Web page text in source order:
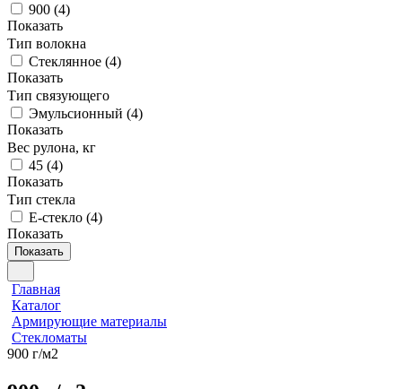
900 (4)
Показать
Тип волокна
Стеклянное (4)
Показать
Тип связующего
Эмульсионный (4)
Показать
Вес рулона, кг
45 (4)
Показать
Тип стекла
Е-стекло (4)
Показать
Показать
Главная
Каталог
Армирующие материалы
Стекломаты
900 г/м2